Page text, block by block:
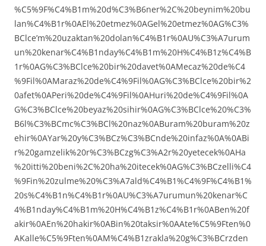
%C5%9F%C4%B1m%20d%C3%B6ner%2C%20beynim%20bu
lan%C4%B1r%0AEl%20etmez%0AGel%20etmez%0AG%C3%
BClce’m%20uzaktan%20dolan%C4%B1r%0AU%C3%A7urum
un%20kenar%C4%B1nday%C4%B1m%20H%C4%B1z%C4%B
1r%0AG%C3%BClce%20bir%20davet%0AMecaz%20de%C4
%9Fil%0AMaraz%20de%C4%9Fil%0AG%C3%BClce%20bir%2
0afet%0APeri%20de%C4%9Fil%0AHuri%20de%C4%9Fil%0A
G%C3%BClce%20beyaz%20sihir%0AG%C3%BClce%20%C3%
B6l%C3%BCmc%C3%BCl%20naz%0ABuram%20buram%20z
ehir%0AYar%20y%C3%BCz%C3%BCnde%20infaz%0A%0ABi
r%20gamzelik%20r%C3%BCzg%C3%A2r%20yetecek%0AHa
%20itti%20beni%2C%20ha%20itecek%0AG%C3%BCzelli%C4
%9Fin%20zulme%20%C3%A7ald%C4%B1%C4%9F%C4%B1%
20s%C4%B1n%C4%B1r%0AU%C3%A7urumun%20kenar%C
4%B1nday%C4%B1m%20H%C4%B1z%C4%B1r%0ABen%20f
akir%0AEn%20hakir%0ABin%20taksir%0AAte%C5%9Ften%0
AKalle%C5%9Ften%0AM%C4%B1zrakla%20g%C3%BCrzden